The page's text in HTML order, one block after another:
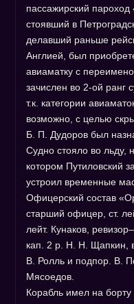
пассажирский
стоявший в
делавший раньше
Англией, был
авиаматку с
зачислен во 2-ой ранг
т.к. категории
возможно, с целью
Б. П. Дудоров был
Судно стояло во льду,
котором Путиловский
устроил временные
Офицерский состав
старший офицер, ст.
лейт. Кунаков,
кап. 2 р. Н. Н. Щапкин,
В. Ролль и подпор. В.
Мясоедов.
Корабль имел на